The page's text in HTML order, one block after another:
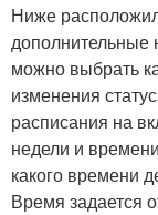
Ниже
дополнительные
можно выбрать
изменения
расписания на
недели и
какого времени
Время задается